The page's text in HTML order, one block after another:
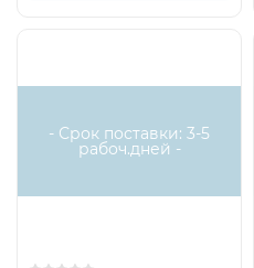
- Срок поставки: 3-5
рабоч.дней -